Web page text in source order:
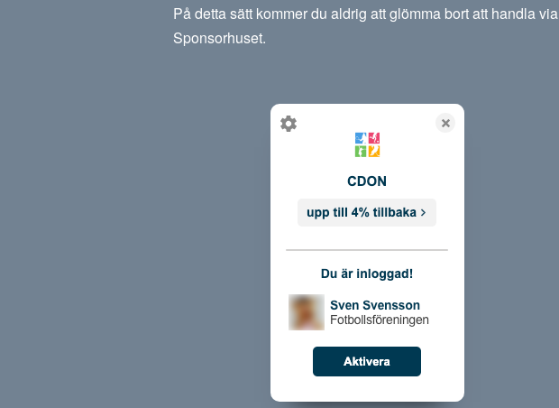
På detta sätt kommer du aldrig att glömma bort att handla via
Sponsorhuset.